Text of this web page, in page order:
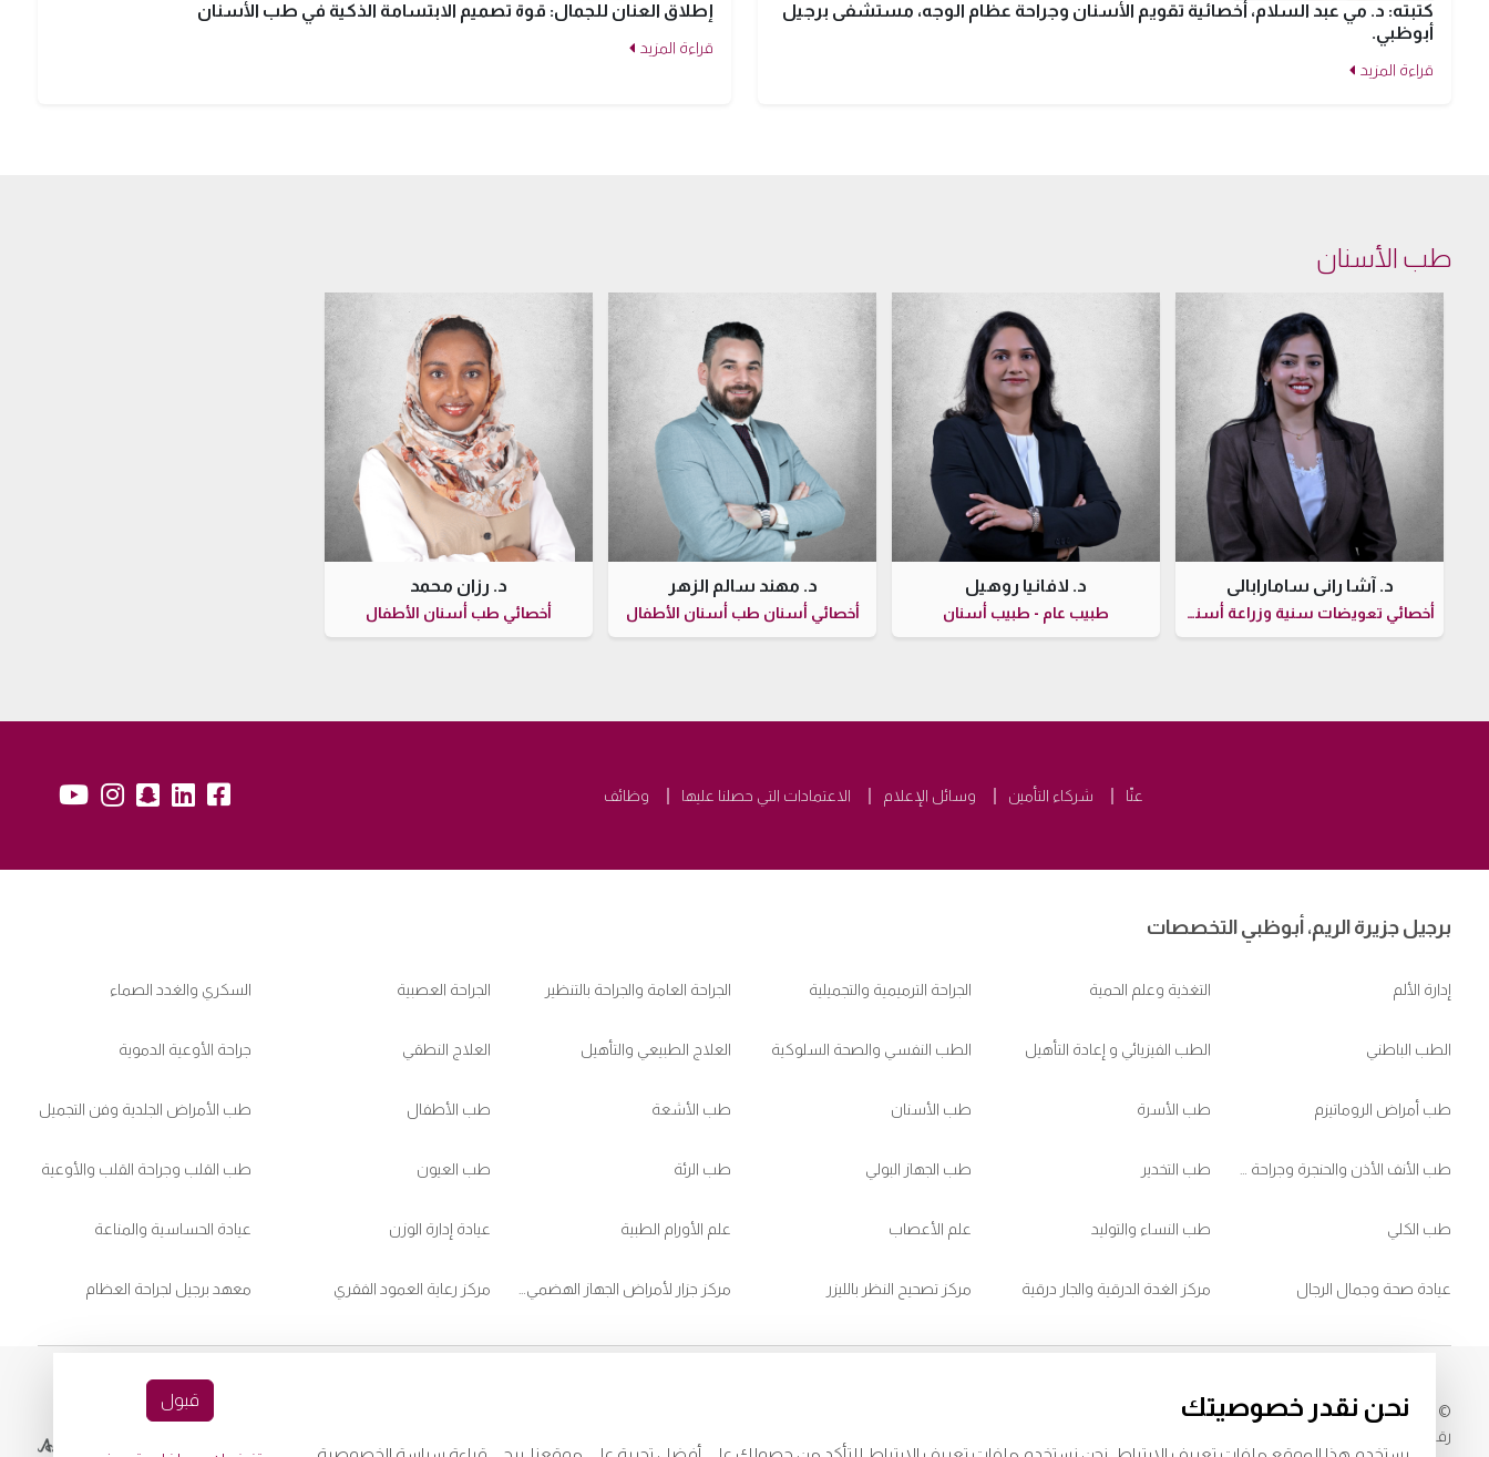
كتبته: د. مي عبد السلام، أخصائية تقويم الأسنان وجراحة عظام الوجه، مستشفى برجيل
أبوظبي.
قراءة المزيد
إطلاق العنان للجمال: قوة تصميم الابتسامة الذكية في طب الأسنان
قراءة المزيد
طب الأسنان
د. آشا راني سامارابالي
أخصائي تعويضات سنية وزراعة أسنان
د. لافانيا روهيل
طبيب عام - طبيب أسنان
د. مهند سالم الزهر
أخصائي أسنان طب أسنان الأطفال
د. رزان محمد
أخصائي طب أسنان الأطفال
عنّا شركاء التأمين وسائل الإعلام الاعتمادات التي حصلنا عليها وظائف fb:
lk:
snapchat:
insta:
yb:
برجيل جزيرة الريم، أبوظبي التخصصات
إدارة الألم التغذية وعلم الحمية الجراحة الترميمية والتجميلية الجراحة العامة والجراحة بالتنظير الجراحة العصبية السكري والغدد الصماء
الطب الباطني الطب الفيزيائي و إعادة التأهيل الطب النفسي والصحة السلوكية العلاج الطبيعي والتأهيل العلاج النطقي جراحة الأوعية الدموية
طب أمراض الروماتيزم طب الأسرة طب الأسنان طب الأشعة طب الأطفال طب الأمراض الجلدية وفن التجميل
طب التخدير طب الجهاز البولي طب الرئة طب العيون طب القلب وجراحة القلب والأوعية
طب الكلي طب النساء والتوليد علم الأعصاب علم الأورام الطبية عيادة إدارة الوزن عيادة الحساسية والمناعة
عيادة صحة وجمال الرجال مركز الغدة الدرقية والجار درقية مركز تصحيح النظر بالليزر مركز رعاية العمود الفقري معهد برجيل لجراحة العظام
© 2026 مستشفى برجيل. كل الحقوق محفوظة. رقم اعتماد وزارة الصحة
رقم اعتماد وزارة الصحة
appstore:
playstore:
نحن نقدر خصوصيتك قبول